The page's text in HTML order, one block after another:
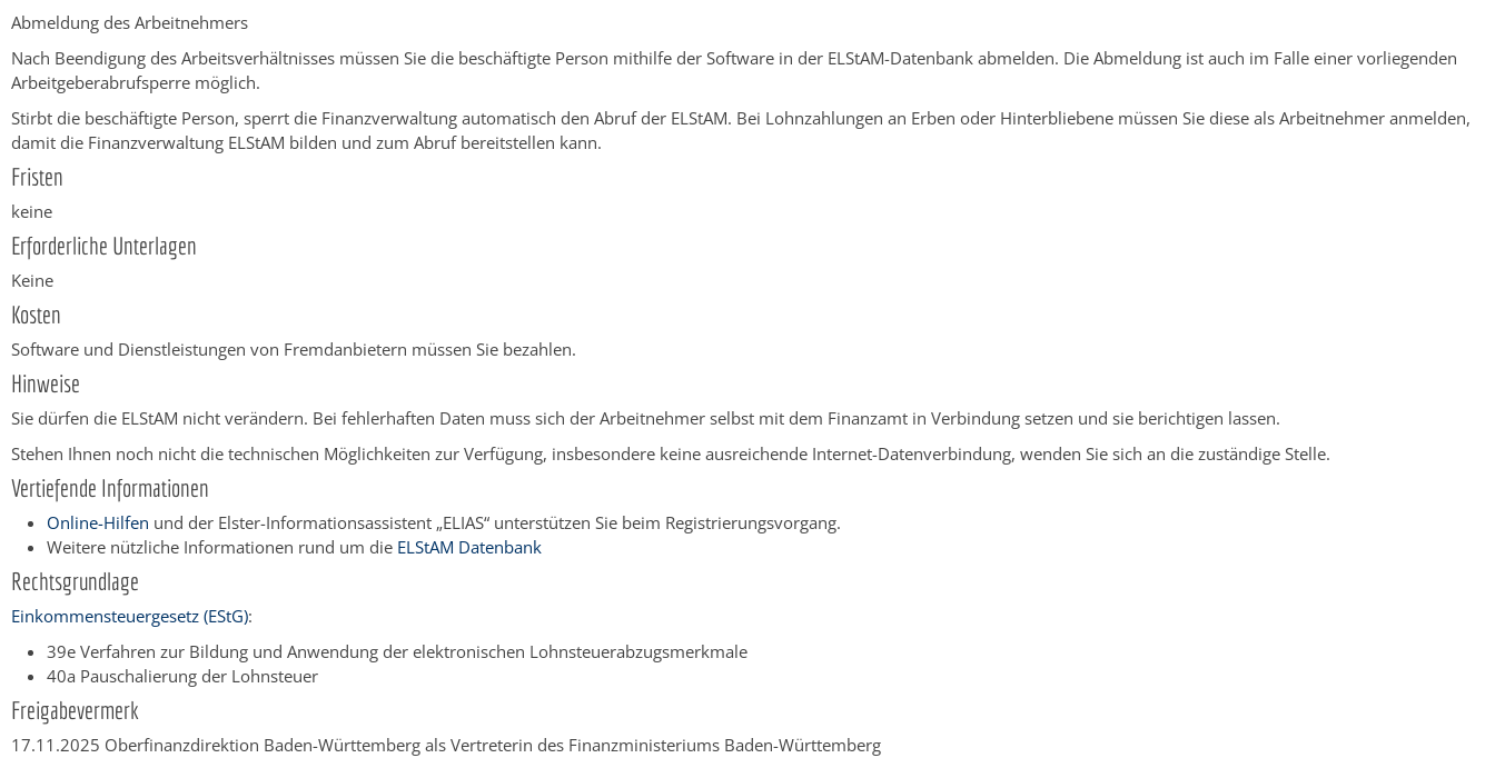
Abmeldung des Arbeitnehmers
Nach Beendigung des Arbeitsverhältnisses müssen Sie die beschäftigte Person mithilfe der Software in der ELStAM-Datenbank abmelden. Die Abmeldung ist auch im Falle einer vorliegenden
Arbeitgeberabrufsperre möglich.
Stirbt die beschäftigte Person, sperrt die Finanzverwaltung automatisch den Abruf der ELStAM. Bei Lohnzahlungen an Erben oder Hinterbliebene müssen Sie diese als Arbeitnehmer anmelden,
damit die Finanzverwaltung ELStAM bilden und zum Abruf bereitstellen kann.
Fristen
keine
Erforderliche Unterlagen
Keine
Kosten
Software und Dienstleistungen von Fremdanbietern müssen Sie bezahlen.
Hinweise
Sie dürfen die ELStAM nicht verändern. Bei fehlerhaften Daten muss sich der Arbeitnehmer selbst mit dem Finanzamt in Verbindung setzen und sie berichtigen lassen.
Stehen Ihnen noch nicht die technischen Möglichkeiten zur Verfügung, insbesondere keine ausreichende Internet-Datenverbindung, wenden Sie sich an die zuständige Stelle.
Vertiefende Informationen
Online-Hilfen und der Elster-Informationsassistent „ELIAS“ unterstützen Sie beim Registrierungsvorgang.
Weitere nützliche Informationen rund um die ELStAM Datenbank
Rechtsgrundlage
Einkommensteuergesetz (EStG):
39e Verfahren zur Bildung und Anwendung der elektronischen Lohnsteuerabzugsmerkmale
40a Pauschalierung der Lohnsteuer
Freigabevermerk
17.11.2025 Oberfinanzdirektion Baden-Württemberg als Vertreterin des Finanzministeriums Baden-Württemberg